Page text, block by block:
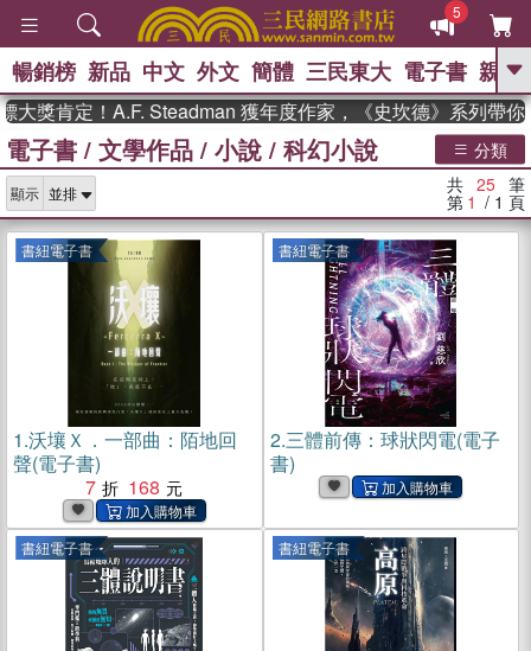
5
GO
熱搜： 東野圭吾 、 高希均教授回憶錄
、 The Odyssey 、 父親節 、 如果歷
國際布克
獎 臺灣漫遊錄 、 方念華 、 台灣的李
登輝時代 、 數學女孩：黎曼猜想
偉大的迷走神經
暢銷榜 新品 中文 外文 簡體 三民東大 電子書 親子
肯定！A.F. Steadman 獲年度作家，《史坎德》系列帶你踏上
電子書 / 文學作品 / 小說 / 科幻小說 分類
顯示 共 25 筆
第 1 / 1 頁
書紐電子書
1.沃壤Ｘ．一部曲：陌地回
聲(電子書)
7
168
書紐電子書
2.三體前傳：球狀閃電(電子
書)
書紐電子書 書紐電子書